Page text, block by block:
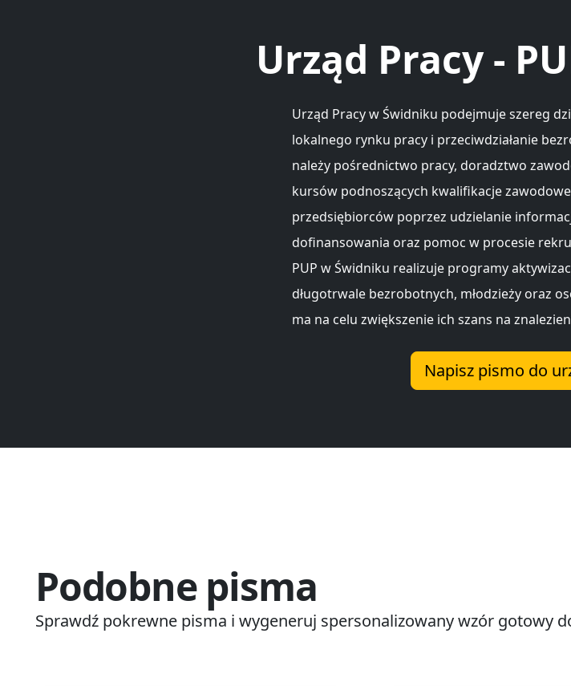
Urząd Pracy -
Urząd Pracy w Świdniku podejmuje szereg
lokalnego rynku pracy i przeciwdziałanie
należy pośrednictwo pracy, doradztwo
kursów podnoszących kwalifikacje
przedsiębiorców poprzez udzielanie
dofinansowania oraz pomoc w procesie
PUP w Świdniku realizuje programy
długotrwale bezrobotnych, młodzieży oraz
ma na celu zwiększenie ich szans na
Napisz pismo do
Podobne pisma
Sprawdź pokrewne pisma i wygeneruj spersonalizowany wzór gotowy